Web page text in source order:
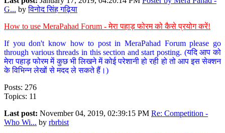
G... byविनोद सिंह गढ़िया
How to use MeraPahad Forum - मेरा पहाड़ फोरम को कैसे प्रयोग करें!
If you don't know how to post in MeraPahad Forum please go
through various threads in this section and start posting. (यदि आप को
मेरा पहाड़ फोरम में कुछ भी लिखने में कोई परेशानी हो रही हो तो आप इस सेक्शन
के विभिन्न लेखों से मदद ले सकते हैं।)
Posts: 276
Topics: 11
Last post: November 04, 2019, 02:39:15 PM Re: Competition -
Who Wi... by rbrbist